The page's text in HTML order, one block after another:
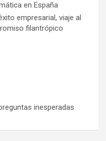
en España
empresarial, viaje al
filantrópico
inesperadas